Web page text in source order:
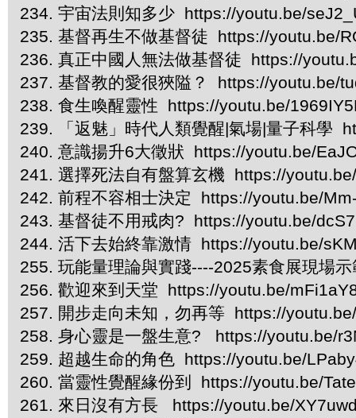
234. 宇宙法則知多少 https://youtu.be/
235. 基督再生不做基督徒 https://youtu.be/
236. 真正中國人無法做基督徒 https://
237. 基督教的愛很狹隘？ https://youtu.be/
238. 食生喚醒靈性 https://youtu.be/
239. 「返魅」時代人類覺醒|氣場|量子科學
240. 意識揚升6大徵狀 https://youtu.be/
241. 選擇死法自有盤算玄機 https://
242. 前程不容相士決定 https://youtu.be/
243. 基督徒不用戒肉? https://youtu.be/
244. 活下去始終靠激情 https://youtu.be/
255. 玩能量理論與實踐----2025素食展現場
256. 歡迎來到天堂 https://youtu.be/
257. 開步走向未知，勿再等 https://
258. 身心靈是一盤生意? https://youtu.be/
259. 超越生命的角色 https://youtu.be/
260. 當靈性覺醒緣份到 https://youtu.be/
261. 來日沒有方長 https://youtu.be/